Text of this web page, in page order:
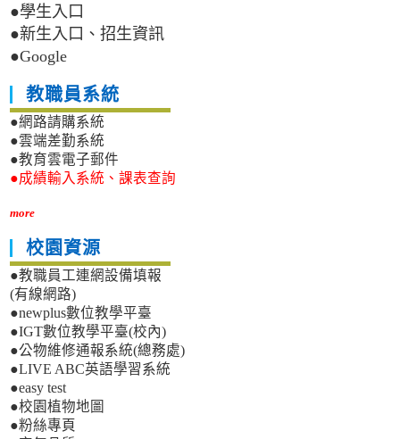
●學生入口
●新生入口、招生資訊
●Google
教職員系統
●網路請購系統
●雲端差勤系統
●教育雲電子郵件
●成績輸入系統、課表查詢
more
校園資源
●教職員工連網設備填報
(有線網路)
●newplus數位教學平臺
●IGT數位教學平臺(校內)
●公物維修通報系統(總務處)
●LIVE ABC英語學習系統
●easy test
●校園植物地圖
●粉絲專頁